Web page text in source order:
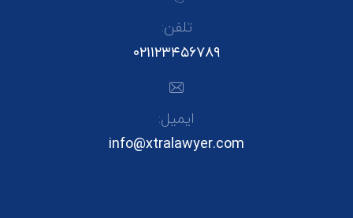
تلفن:
۰۲۱۱۲۳۴۵۶۷۸۹
ایمیل:
info@xtralawyer.com